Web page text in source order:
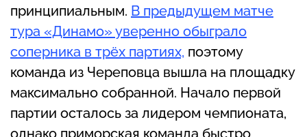
принципиальным. В предыдущем матче
тура «Динамо» уверенно обыграло
соперника в трёх партиях, поэтому
команда из Череповца вышла на площадку
максимально собранной. Начало первой
партии осталось за лидером чемпионата,
однако приморская команда быстро